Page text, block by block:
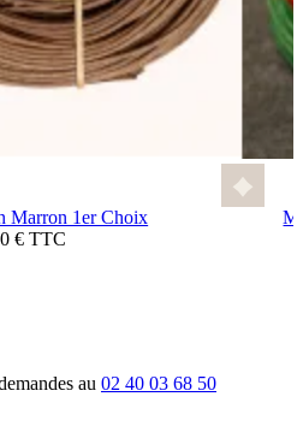
Marron 1er Choix
€ TTC
au 02 40 03 68 50